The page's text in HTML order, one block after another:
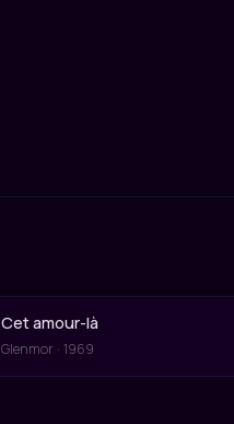
Cet amour-là
Glenmor · 1969